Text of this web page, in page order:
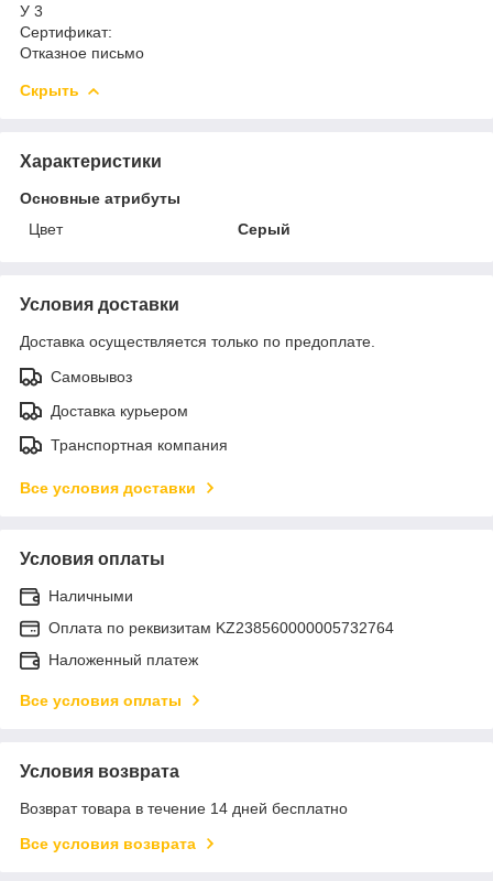
У 3
Сертификат:
Отказное письмо
Скрыть
Характеристики
Основные атрибуты
Цвет
Серый
Условия доставки
Доставка осуществляется только по предоплате.
Самовывоз
Доставка курьером
Транспортная компания
Все условия доставки
Условия оплаты
Наличными
Оплата по реквизитам KZ238560000005732764
Наложенный платеж
Все условия оплаты
Условия возврата
Возврат товара в течение 14 дней бесплатно
Все условия возврата